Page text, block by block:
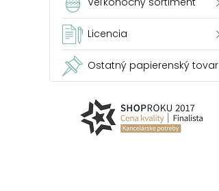
Licencia
Ostatný papierenský tovar